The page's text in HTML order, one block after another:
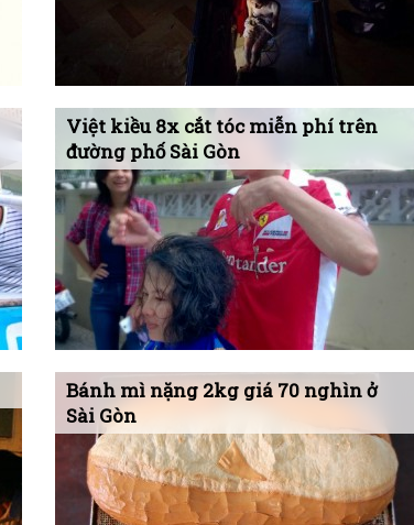
Việt kiều 8x cắt tóc miễn phí trên
đường phố Sài Gòn
Bánh mì nặng 2kg giá 70 nghìn ở
Sài Gòn